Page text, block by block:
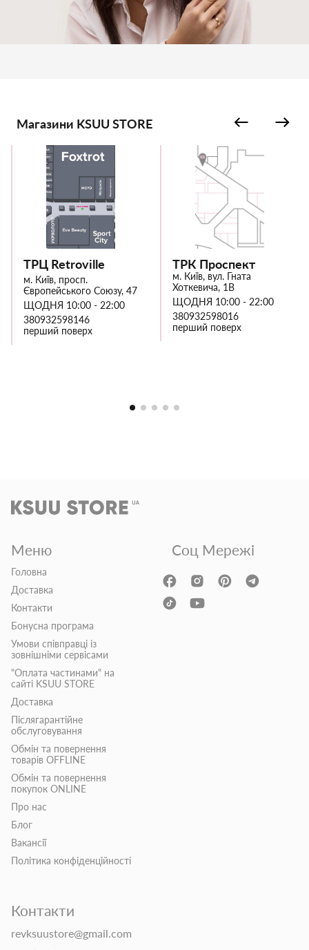
Магазини KSUU STORE
ТРЦ Retroville
м. Київ, просп.
Європейського Союзу, 47
ЩОДНЯ 10:00 - 22:00
380932598146
перший поверх
ТРК Проспект
м. Київ, вул. Гната
Хоткевича, 1В
ЩОДНЯ 10:00 - 22:00
380932598016
перший поверх
Меню
Головна
Доставка
Контакти
Бонусна програма
Умови співправці із
зовнішніми сервісами
"Оплата частинами" на
сайті KSUU STORE
Доставка
Післягарантійне
обслуговування
Обмін та повернення
товарів OFFLINE
Обмін та повернення
покупок ONLINE
Про нас
Блог
Вакансії
Політика конфіденційності
Контакти
revksuustore@gmail.com
Соц Мережі